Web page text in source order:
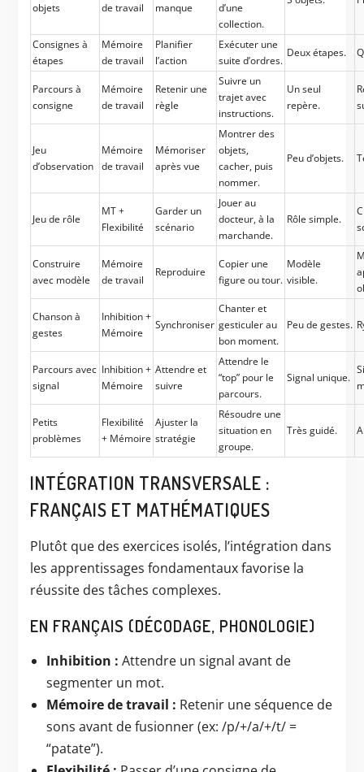
objets de travail manque
d’une
collection.
Consignes à
étapes
Mémoire
de travail
Planifier
l’action
Exécuter une
suite d’ordres.
Deux étapes.
Parcours à
consigne
Mémoire
de travail
Retenir une
règle
Suivre un
trajet avec
instructions.
Un seul
repère.
Jeu
d’observation
Mémoire
de travail
Mémoriser
après vue
Montrer des
objets,
cacher, puis
nommer.
Peu d’objets.
Jeu de rôle
MT +
Flexibilité
Garder un
scénario
Jouer au
docteur, à la
marchande.
Rôle simple.
Construire
avec modèle
Mémoire
de travail
Reproduire
Copier une
figure ou tour.
Modèle
visible.
Chanson à
gestes
Inhibition +
Mémoire
Synchroniser
Chanter et
gesticuler au
bon moment.
Peu de gestes.
Parcours avec
signal
Inhibition +
Mémoire
Attendre et
suivre
Attendre le
“top” pour le
parcours.
Signal unique.
Petits
problèmes
Flexibilité
+ Mémoire
Ajuster la
stratégie
Résoudre une
situation en
groupe.
Très guidé.
INTÉGRATION TRANSVERSALE :
FRANÇAIS ET MATHÉMATIQUES
Plutôt que des exercices isolés, l’intégration dans
les apprentissages fondamentaux favorise la
réussite des tâches complexes.
EN FRANÇAIS (DÉCODAGE, PHONOLOGIE)
Inhibition : Attendre un signal avant de
segmenter un mot.
Mémoire de travail : Retenir une séquence de
sons avant de fusionner (ex: /p/+/a/+/t/ =
“patate”).